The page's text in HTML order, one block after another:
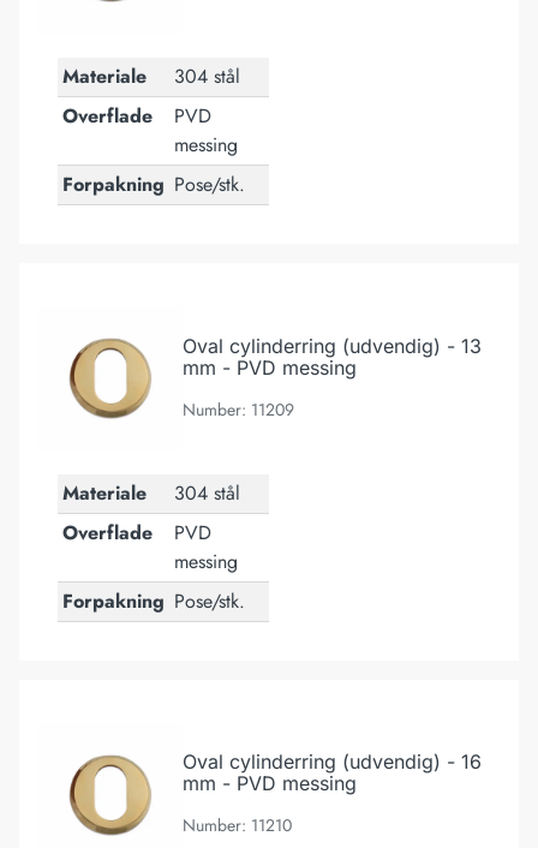
Materiale
304 stål
Overflade
PVD
messing
Forpakning Pose/stk.
Oval cylinderring (udvendig) - 13
mm - PVD messing
Number: 11209
Materiale
304 stål
Overflade
PVD
messing
Forpakning Pose/stk.
Oval cylinderring (udvendig) - 16
mm - PVD messing
Number: 11210